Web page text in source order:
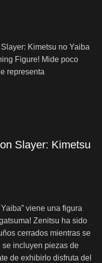
Kimetsu no Yaiba
Figure! Mide poco
representa
Slayer: Kimetsu
viene una figura
Zenitsu ha sido
cerrados mientras se
se incluyen piezas de
de exhibirlo disfruta del